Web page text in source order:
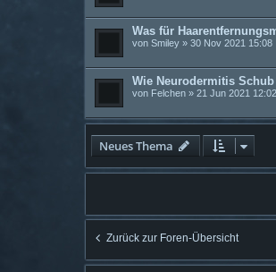
Was für
von Smiley » 30 Nov 2021 15:08
Wie Neurodermitis
von Felchen » 21 Jun 2021 12:02
Neues Thema
Zurück zur Foren-Übersicht